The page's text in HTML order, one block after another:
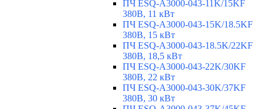
ПЧ ESQ-A3000-043-11K/15KF
380В, 11 кВт
ПЧ ESQ-A3000-043-15K/18.5KF
380В, 15 кВт
ПЧ ESQ-A3000-043-18.5K/22KF
380В, 18,5 кВт
ПЧ ESQ-A3000-043-22K/30KF
380В, 22 кВт
ПЧ ESQ-A3000-043-30K/37KF
380В, 30 кВт